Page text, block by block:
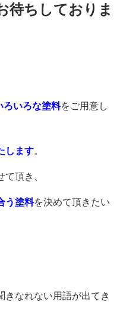
待ちしておりま
ろいろな塗料をご用意し
します。
頂き、
う塗料を決めて頂きたい
きなれない用語が出てき